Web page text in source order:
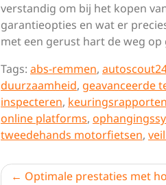
verstandig om bij het kopen
garantieopties en wat er
met een gerust hart de weg
Tags: abs-remmen,
duurzaamheid, geavanceerde
inspecteren, keuringsrapporten
online platforms,
tweedehands motorfietsen,
Optimale prestaties met